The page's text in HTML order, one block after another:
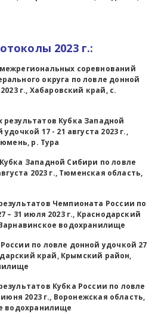
2023 г.:
соревнований
округа по ловле донной
г., Хабаровский край, с.
Кубка Западной
17 - 21 августа 2023 г.,
р. Тура
Западной Сибири по ловле
2023 г., Тюменская область,
Чемпионата России по
– 31 июля 2023 г., Краснодарский
водохранилище
по ловле донной удочкой 27
край, Крымский район,
Кубка России по ловле
2023 г., Воронежская область,
водохранилище